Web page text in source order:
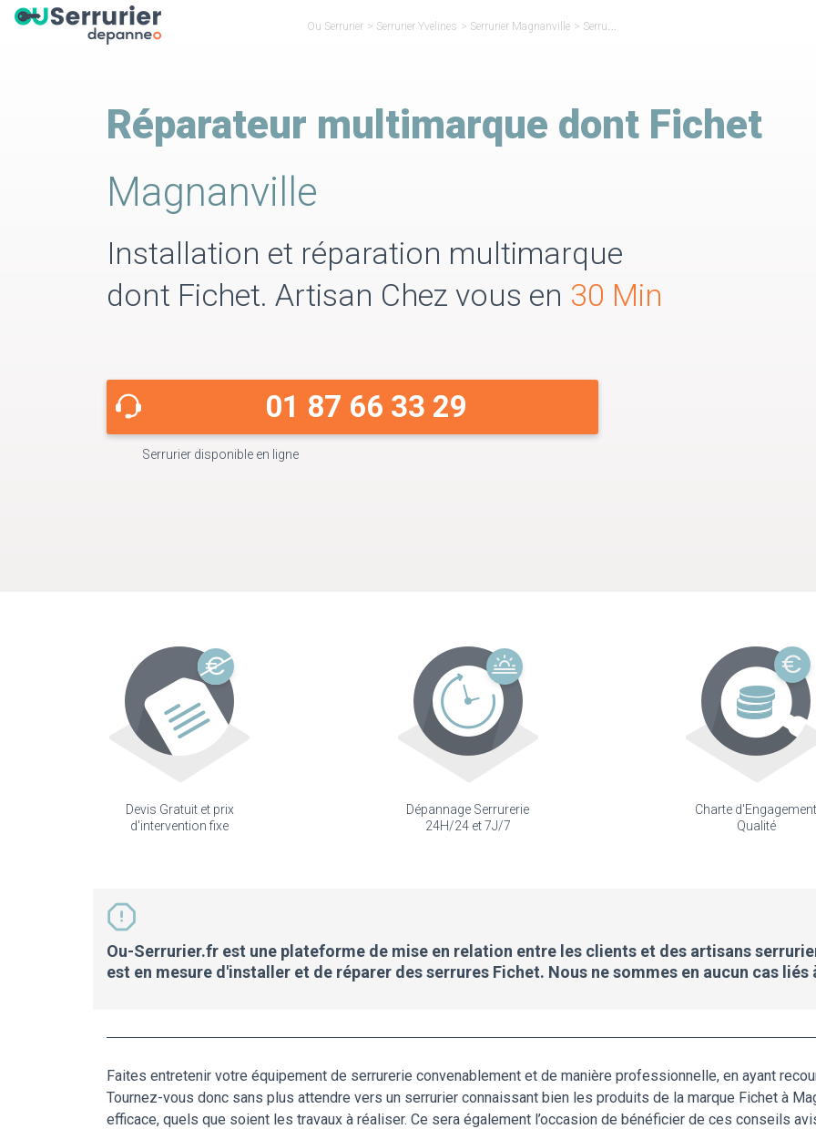
Ou Serrurier > Serrurier Yvelines > Serrurier Magnanville > Serrurier Réparateur Fichet Magnanville
Réparateur multimarque dont Fichet
Magnanville
Installation et réparation multimarque
dont Fichet. Artisan Chez vous en 30 Min
01 87 66 33 29
Serrurier disponible en ligne
Devis Gratuit et prix
d'intervention fixe
Dépannage Serrurerie
24H/24 et 7J/7
Charte d'Engagement
Qualité
Ou-Serrurier.fr est une plateforme de mise en relation entre les clients et des artisans
est en mesure d'installer et de réparer des serrures Fichet. Nous ne sommes en aucun cas liés
Faites entretenir votre équipement de serrurerie convenablement et de manière professionnelle, en ayant
Tournez-vous donc sans plus attendre vers un serrurier connaissant bien les produits de la marque Fichet à
efficace, quels que soient les travaux à réaliser. Ce sera également l’occasion de bénéficier de ces conseils